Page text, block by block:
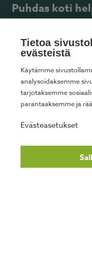
Puhdas koti
Säännöllinen
Muuttosiivous
Ikkunanpesu
Senioripalvelut
Siivousvinkit
Tietoa
evästeistä
Käytämme
analysoidaksemme
tarjotaksemme
parantaaksemme ja
Evästeasetukset